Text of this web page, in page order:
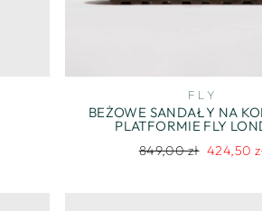
FLY
BEŻOWE SANDAŁY NA
PLATFORMIE FLY
Regularna
849,00 zł Cena
424,50